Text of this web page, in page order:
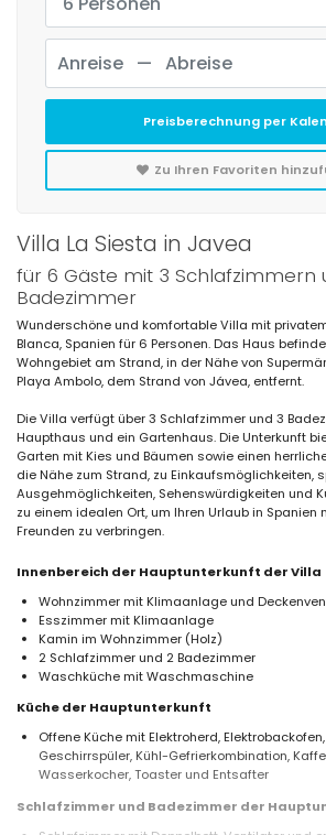
Villa La Siesta in Javea
für 6 Gäste mit 3 Schlafzimmern
Badezimmer
Wunderschöne und komfortable Villa mit
Blanca, Spanien für 6 Personen. Das Haus
Wohngebiet am Strand, in der Nähe von
Playa Ambolo, dem Strand von Jávea, entfernt.
Die Villa verfügt über 3 Schlafzimmer und 3
Haupthaus und ein Gartenhaus. Die Unterkunft
Garten mit Kies und Bäumen sowie einen
die Nähe zum Strand, zu Einkaufsmöglichkeiten,
Ausgehmöglichkeiten, Sehenswürdigkeiten und
zu einem idealen Ort, um Ihren Urlaub in Spanien
Freunden zu verbringen.
Innenbereich der Hauptunterkunft der Villa
Wohnzimmer mit Klimaanlage und
Esszimmer mit Klimaanlage
Kamin im Wohnzimmer (Holz)
2 Schlafzimmer und 2 Badezimmer
Waschküche mit Waschmaschine
Küche der Hauptunterkunft
Offene Küche mit Elektroherd,
Geschirrspüler, Kühl-Gefrierkombination,
Wasserkocher, Toaster und Entsafter
Schlafzimmer und Badezimmer der
Preisberechnung per
Zu Ihren Favoriten